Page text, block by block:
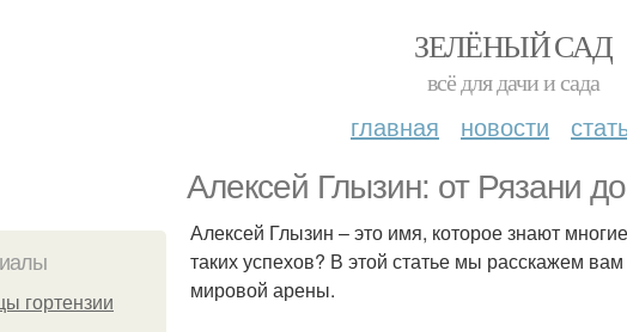
ЗЕЛЁНЫЙ САД
всё для дачи и сада
главная новости
Алексей Глызин: от Рязани
гортензии
Алексей Глызин – это имя, которое знают
таких успехов? В этой статье мы расскажем
мировой арены.